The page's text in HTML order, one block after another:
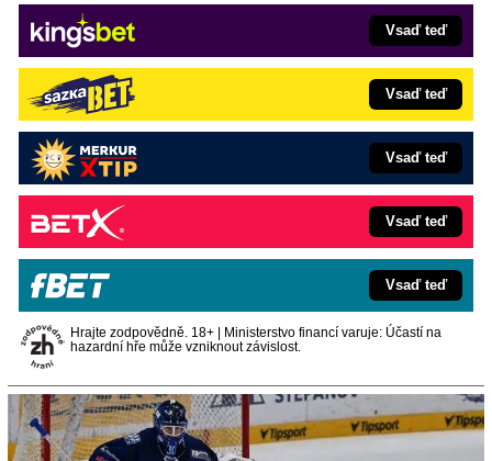
Vsaď teď
Vsaď teď
Vsaď teď
Vsaď teď
Vsaď teď
Hrajte zodpovědně. 18+ | Ministerstvo financí varuje: Účastí na
hazardní hře může vzniknout závislost.